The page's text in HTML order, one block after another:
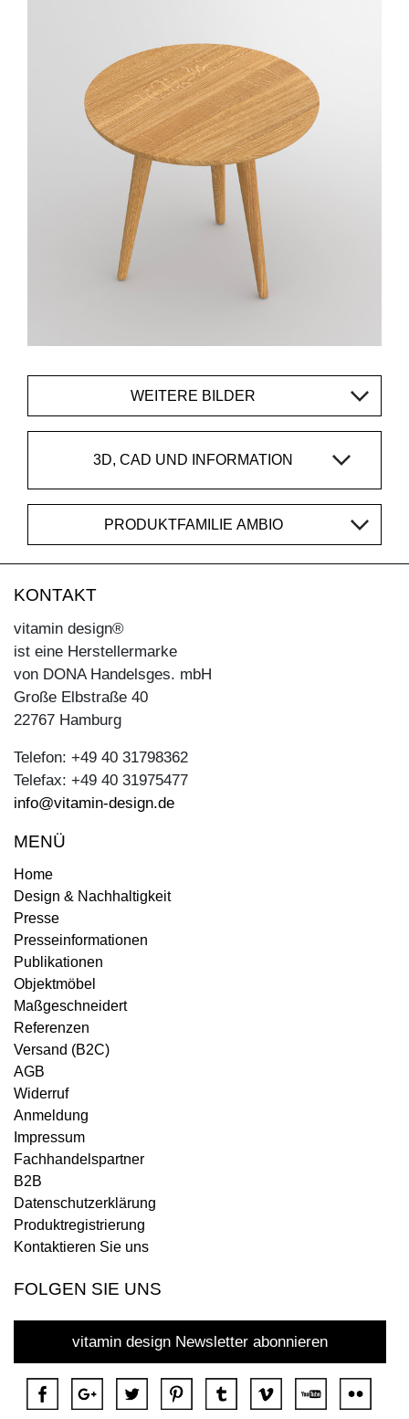
WEITERE BILDER
3D, CAD UND INFORMATION
PRODUKTFAMILIE AMBIO
KONTAKT
vitamin design®
ist eine Herstellermarke
von DONA Handelsges. mbH
Große Elbstraße 40
22767 Hamburg
Telefon: +49 40 31798362
Telefax: +49 40 31975477
info@vitamin-design.de
MENÜ
Home
Design & Nachhaltigkeit
Presse
Presseinformationen
Publikationen
Objektmöbel
Maßgeschneidert
Referenzen
Versand (B2C)
AGB
Widerruf
Anmeldung
Impressum
Fachhandelspartner
B2B
Datenschutzerklärung
Produktregistrierung
Kontaktieren Sie uns
FOLGEN SIE UNS
vitamin design Newsletter abonnieren